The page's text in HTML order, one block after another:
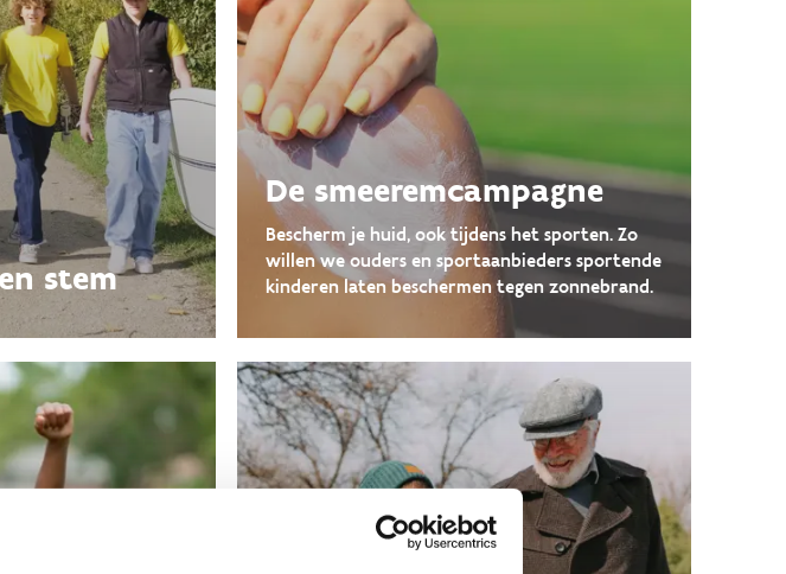
stem
De smeeremcampagne
Bescherm je huid, ook tijdens het sporten. Zo
willen we ouders en sportaanbieders sportende
kinderen laten beschermen tegen zonnebrand.